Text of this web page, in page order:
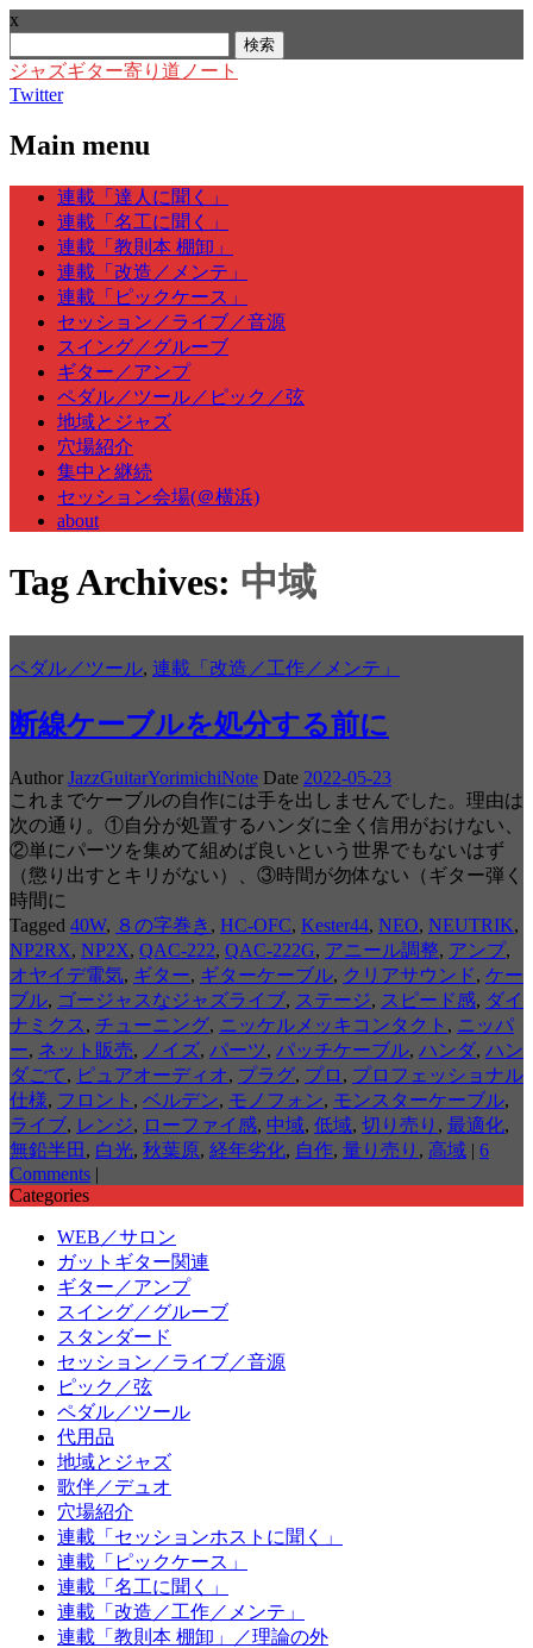
x
索:
ジャズギター寄り道ノート
Twitter
Main menu
Skip
content
連載「達人に聞く」
連載「名工に聞く」
連載「教則本 棚卸」
連載「改造／メンテ」
連載「ピックケース」
セッション／ライブ／音源
スイング／グルーブ
ギター／アンプ
ペダル／ツール／ピック／弦
地域とジャズ
穴場紹介
集中と継続
セッション会場(＠横浜)
about
Tag Archives: 中域
ペダル／ツール, 連載「改造／工作／メンテ」
断線ケーブルを処分する前に
Author JazzGuitarYorimichiNote Date 2022-05-23
これまでケーブルの自作には手を出しませんでした。理由は
次の通り。①自分が処置するハンダに全く信用がおけない、
②単にパーツを集めて組めば良いという世界でもないはず
（懲り出すとキリがない）、③時間が勿体ない（ギター弾く
時間に
Tagged 40W, ８の字巻き , HC-OFC, Kester44, NEO, NEUTRIK,
NP2RX, NP2X, QAC-222, QAC-222G, アニール調整, アンプ,
オヤイデ電気, ギター, ギターケーブル, クリアサウンド, ケー
ブル, ゴージャスなジャズライブ, ステージ, スピード感, ダイ
ナミクス , チューニング, ニッケルメッキコンタクト , ニッパ
ー, ネット販売, ノイズ, パーツ, パッチケーブル, ハンダ, ハン
ダごて, ピュアオーディオ, プラグ, プロ , プロフェッショナル
仕様, フロント , ベルデン, モノフォン, モンスターケーブル,
ライブ, レンジ, ローファイ感, 中域, 低域, 切り売り , 最適化,
無鉛半田 , 白光, 秋葉原, 経年劣化, 自作, 量り売り , 高域 | 6
Comments |
Categories
WEB／サロン
ガットギター関連
ギター／アンプ
スイング／グルーブ
スタンダード
セッション／ライブ／音源
ピック／弦
ペダル／ツール
代用品
地域とジャズ
歌伴／デュオ
穴場紹介
連載「セッションホストに聞く」
連載「ピックケース」
連載「名工に聞く」
連載「改造／工作／メンテ」
連載「教則本 棚卸」／理論の外